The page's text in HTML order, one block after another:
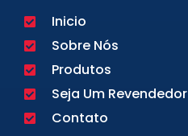
Inicio
Sobre Nós
Produtos
Seja Um Revendedor
Contato